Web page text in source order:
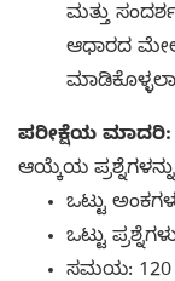
ಮತ್ತು
ಆಧಾರದ
ಪರೀಕ್ಷೆಯ ಮಾದರಿ:
ಆಯ್ಕೆಯ
ಒಟ್ಟು
ಒಟ್ಟು
ಸಮಯ: 120